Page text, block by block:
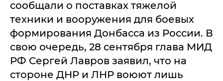
сообщали о поставках тяжелой
техники и вооружения для боевых
формирования Донбасса из России. В
свою очередь, 28 сентября глава МИД
РФ Сергей Лавров заявил, что на
стороне ДНР и ЛНР воюют лишь